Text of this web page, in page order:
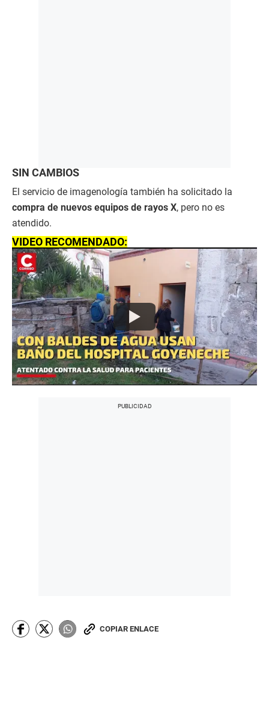
SIN CAMBIOS
El servicio de imagenología también ha solicitado la
compra de nuevos equipos de rayos X, pero no es
atendido.
VIDEO RECOMENDADO:
COPIAR ENLACE